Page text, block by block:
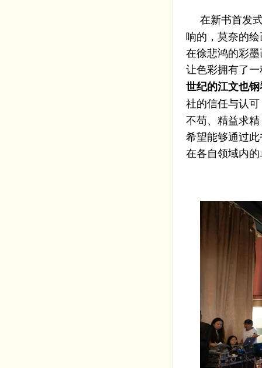
在新书首发
响的，莫奈的
在徐悲鸿的彩
让色彩拥有了
世纪的江文也
社的信任与认
不苟、精益求
希望能够通过
在各自领域内